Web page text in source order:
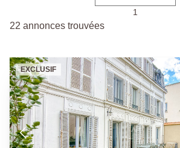
1
22 annonces trouvées
EXCLUSIF